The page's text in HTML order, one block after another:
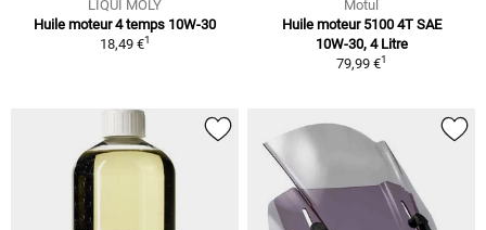
LIQUI MOLY
Huile moteur 4 temps 10W-30
18,49 €1
Motul
Huile moteur 5100 4T SAE
10W-30, 4 Litre
79,99 €1